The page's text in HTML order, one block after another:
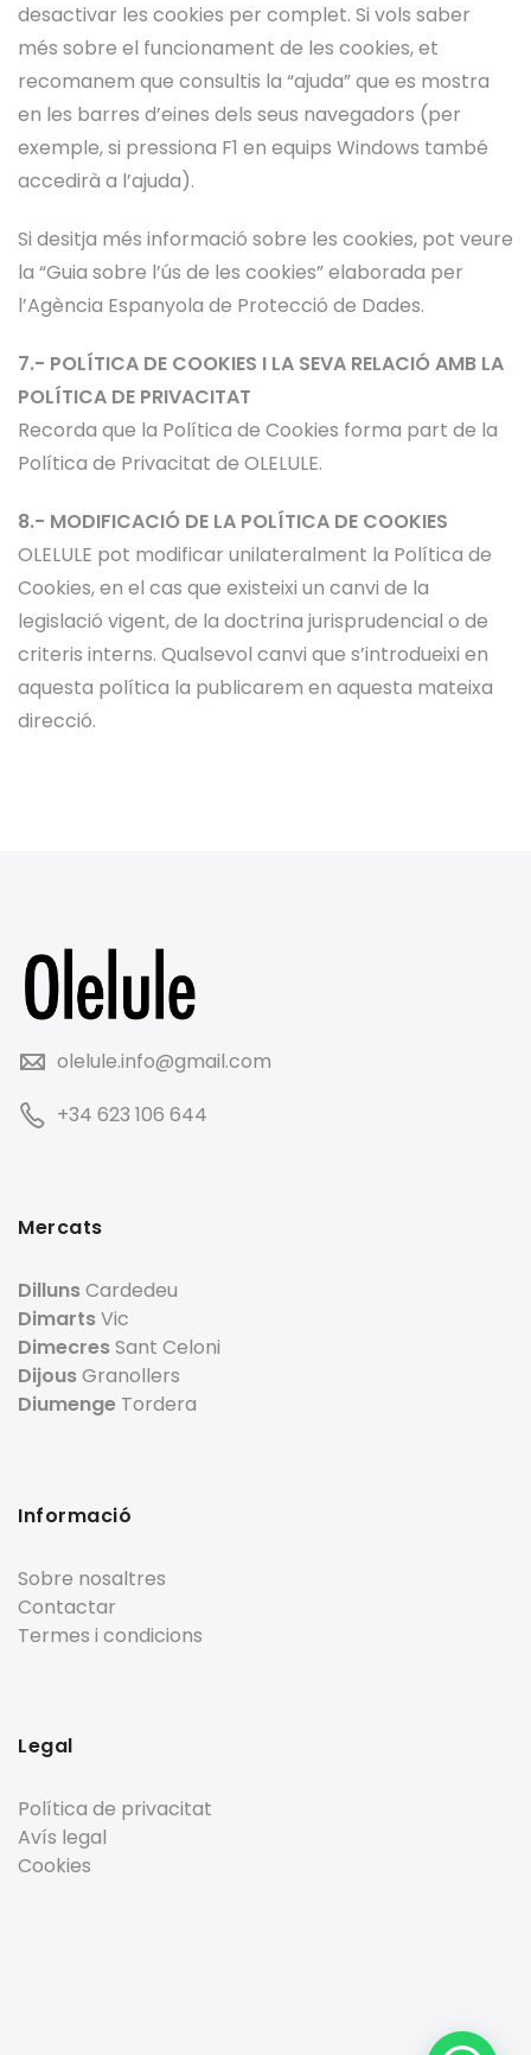
desactivar les cookies per complet. Si vols saber
més sobre el funcionament de les cookies, et
recomanem que consultis la “ajuda” que es mostra
en les barres d’eines dels seus navegadors (per
exemple, si pressiona F1 en equips Windows també
accedirà a l’ajuda).
Si desitja més informació sobre les cookies, pot veure
la “Guia sobre l’ús de les cookies” elaborada per
l’Agència Espanyola de Protecció de Dades.
7.- POLÍTICA DE COOKIES I LA SEVA RELACIÓ AMB LA
POLÍTICA DE PRIVACITAT
Recorda que la Política de Cookies forma part de la
Política de Privacitat de OLELULE.
8.- MODIFICACIÓ DE LA POLÍTICA DE COOKIES
OLELULE pot modificar unilateralment la Política de
Cookies, en el cas que existeixi un canvi de la
legislació vigent, de la doctrina jurisprudencial o de
criteris interns. Qualsevol canvi que s’introdueixi en
aquesta política la publicarem en aquesta mateixa
direcció.
olelule.info@gmail.com
+34 623 106 644
Mercats
DillunsCardedeu
DimartsVic
DimecresSant Celoni
DijousGranollers
Diumenge Tordera
Informació
Sobre nosaltres
Contactar
Termes i condicions
Legal
Política de privacitat
Avís legal
Cookies